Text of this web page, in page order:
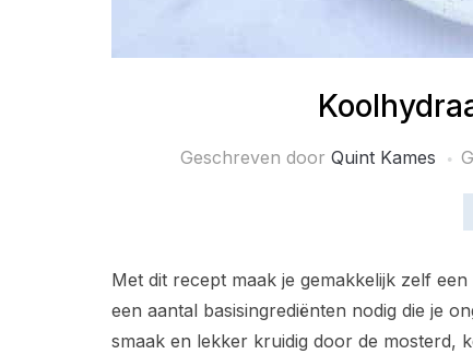
Geschreven door Quint Kames
Met dit recept maak je gemakkelijk zelf een
een aantal basisingrediënten nodig die je
smaak en lekker kruidig door de mosterd,